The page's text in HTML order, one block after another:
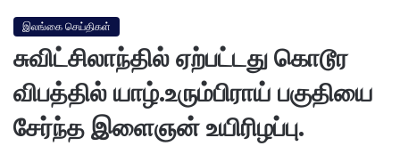
இலங்கை செய்திகள்
சுவிட்சிலாந்தில் ஏற்பட்டது கொடூர
விபத்தில் யாழ்.உரும்பிராய் பகுதியை
சேர்ந்த இளைஞன் உயிரிழப்பு.